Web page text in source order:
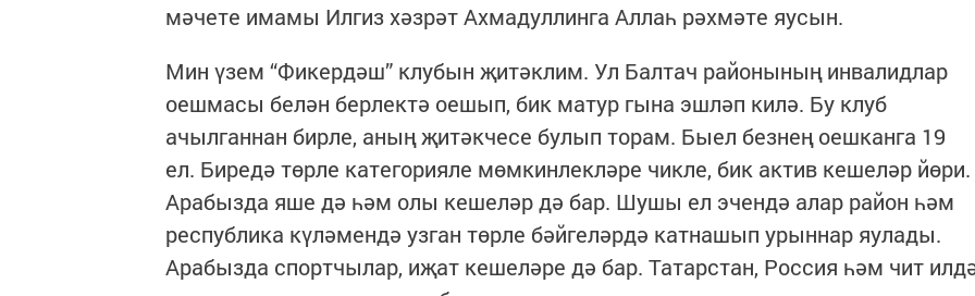
мәчете имамы Илгиз хәзрәт Ахмадуллинга Аллаһ рәхмәте яусын.
Мин үзем “Фикердәш” клубын җитәклим. Ул Балтач районының инвалидлар
оешмасы белән берлектә оешып, бик матур гына эшләп килә. Бу клуб
ачылганнан бирле, аның җитәкчесе булып торам. Быел безнең оешканга 19
ел. Биредә төрле категорияле мөмкинлекләре чикле, бик актив кешеләр йөри.
Арабызда яше дә һәм олы кешеләр дә бар. Шушы ел эчендә алар район һәм
республика күләмендә узган төрле бәйгеләрдә катнашып урыннар яулады.
Арабызда спортчылар, иҗат кешеләре дә бар. Татарстан, Россия һәм чит